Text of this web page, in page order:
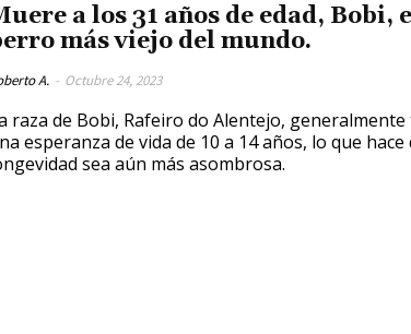
a los 31 años de edad, Bobi,
más viejo del mundo.
A. - Octubre 24, 2023
raza de Bobi, Rafeiro do Alentejo, generalmente
esperanza de vida de 10 a 14 años, lo que hace
sea aún más asombrosa.